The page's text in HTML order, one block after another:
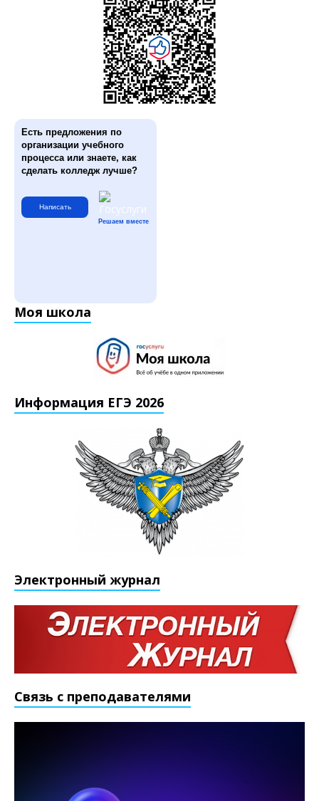
Есть предложения по
организации учебного
процесса или знаете, как
сделать колледж лучше?
Написать
Решаем вместе
Моя школа
Информация ЕГЭ 2026
Электронный журнал
Связь с преподавателями